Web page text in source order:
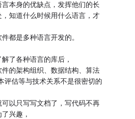
本身的优缺点，发挥他们的长
知道什么时候用什么语言，才
都是多种语言开发的。
了各种语言的库后，
的架构组织、数据结构、算法
评估等与技术关系不是很密切的
以只写写文档了，写代码不再
兴趣，